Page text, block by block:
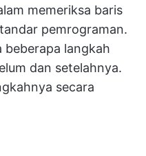
memeriksa baris
pemrograman.
langkah
dan setelahnya.
secara